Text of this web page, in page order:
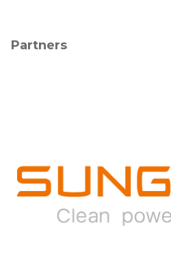
Partners